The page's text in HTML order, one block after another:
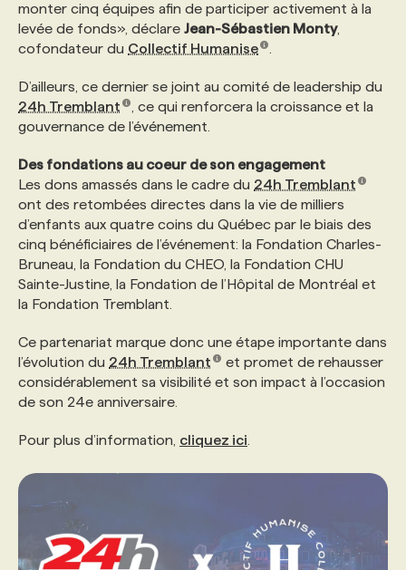
monter cinq équipes afin de participer activement à la
levée de fonds», déclare Jean-Sébastien Monty,
cofondateur du Collectif Humanise
D’ailleurs, ce dernier se joint au comité de leadership du
24h Tremblant
, ce qui renforcera la croissance et la
gouvernance de l’événement.
Des fondations au coeur de son engagement
Les dons amassés dans le cadre du 24h Tremblant
ont des retombées directes dans la vie de milliers
d’enfants aux quatre coins du Québec par le biais des
cinq bénéficiaires de l’événement: la Fondation Charles-
Bruneau, la Fondation du CHEO, la Fondation CHU
Sainte-Justine, la Fondation de l’Hôpital de Montréal et
la Fondation Tremblant.
Ce partenariat marque donc une étape importante dans
l’évolution du 24h Tremblant
et promet de rehausser
considérablement sa visibilité et son impact à l’occasion
de son 24e anniversaire.
Pour plus d’information, cliquez ici